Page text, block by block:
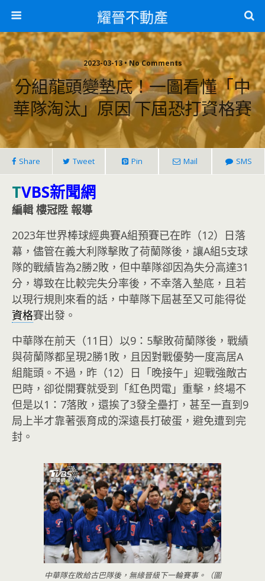
耀晉不動產
2023-03-13 • No Comments
分組龍頭變墊底！一圖看懂「中
華隊淘汰」原因 下屆恐打資格賽
Share Tweet Pin Mail SMS
TVBS新聞網
編輯 樓冠陞 報導
2023年世界棒球經典賽A組預賽已在昨（12）日落
幕，儘管在義大利隊擊敗了荷蘭隊後，讓A組5支球
隊的戰績皆為2勝2敗，但中華隊卻因為失分高達31
分，導致在比較完失分率後，不幸落入墊底，且若
以現行規則來看的話，中華隊下屆甚至又可能得從
資格賽出發。
中華隊在前天（11日）以9：5擊敗荷蘭隊後，戰績
與荷蘭隊都呈現2勝1敗，且因對戰優勢一度高居A
組龍頭。不過，昨（12）日「晚接午」迎戰強敵古
巴時，卻從開賽就受到「紅色閃電」重擊，終場不
但是以1：7落敗，還挨了3發全壘打，甚至一直到9
局上半才靠著張育成的深遠長打破蛋，避免遭到完
封。
中華隊在敗給古巴隊後，無緣晉級下一輪賽事。（圖